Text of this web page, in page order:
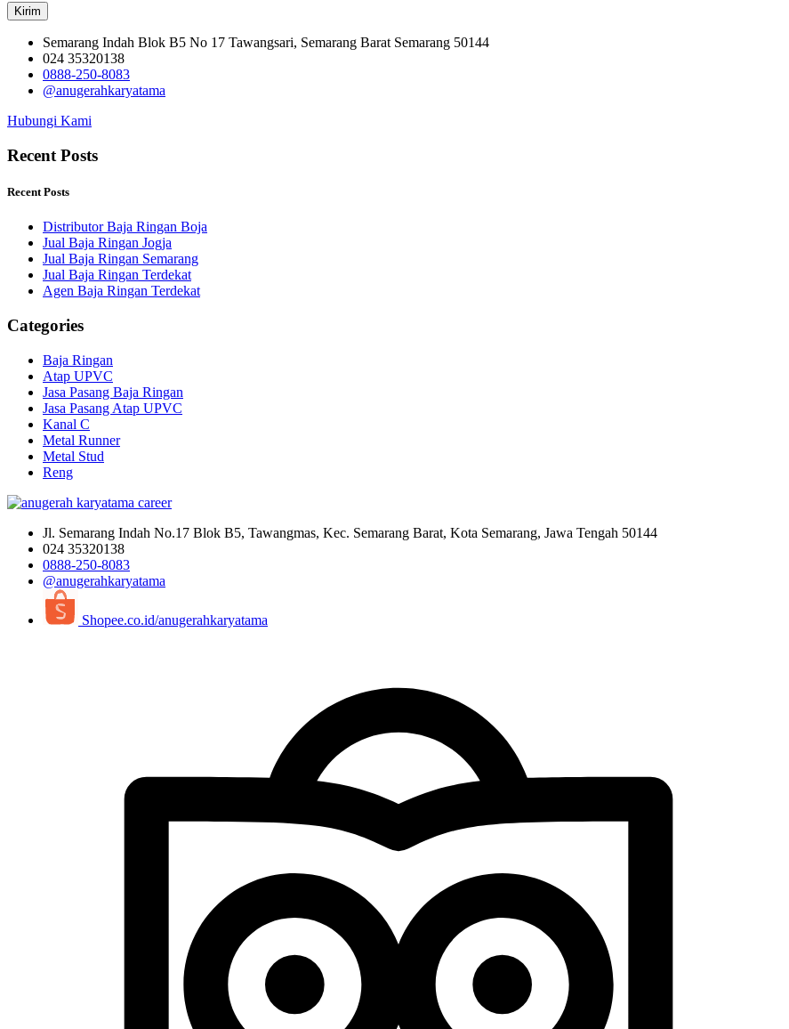
Kirim
Semarang Indah Blok B5 No 17 Tawangsari, Semarang Barat Semarang 50144
024 35320138
0888-250-8083
@anugerahkaryatama
Hubungi Kami
Recent Posts
Recent Posts
Distributor Baja Ringan Boja
Jual Baja Ringan Jogja
Jual Baja Ringan Semarang
Jual Baja Ringan Terdekat
Agen Baja Ringan Terdekat
Categories
Baja Ringan
Atap UPVC
Jasa Pasang Baja Ringan
Jasa Pasang Atap UPVC
Kanal C
Metal Runner
Metal Stud
Reng
Jl. Semarang Indah No.17 Blok B5, Tawangmas, Kec. Semarang Barat, Kota Semarang, Jawa Tengah 50144
024 35320138
0888-250-8083
@anugerahkaryatama
Shopee.co.id/anugerahkaryatama